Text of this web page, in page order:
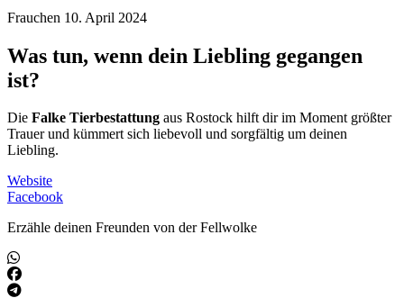
Frauchen 10. April 2024
Was tun, wenn dein Liebling gegangen
ist?
Die Falke Tierbestattung aus Rostock hilft dir im Moment größter
Trauer und kümmert sich liebevoll und sorgfältig um deinen
Liebling.
Website
Facebook
Erzähle deinen Freunden von der Fellwolke